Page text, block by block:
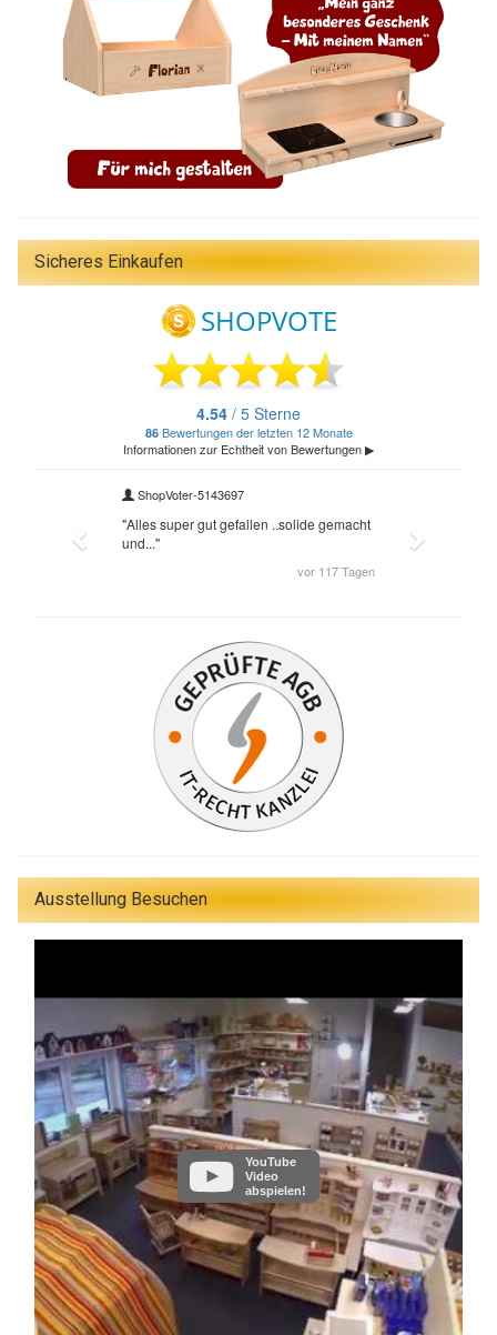
Sicheres Einkaufen
Ausstellung Besuchen
YouTube
Video
abspielen!